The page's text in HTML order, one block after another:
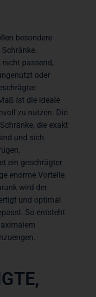
besondere
passend,
oder
ist die ideale
zu nutzen. Die
die exakt
und sich
ein geschrägter
enorme Vorteile.
wird der
und optimal
So entsteht
G